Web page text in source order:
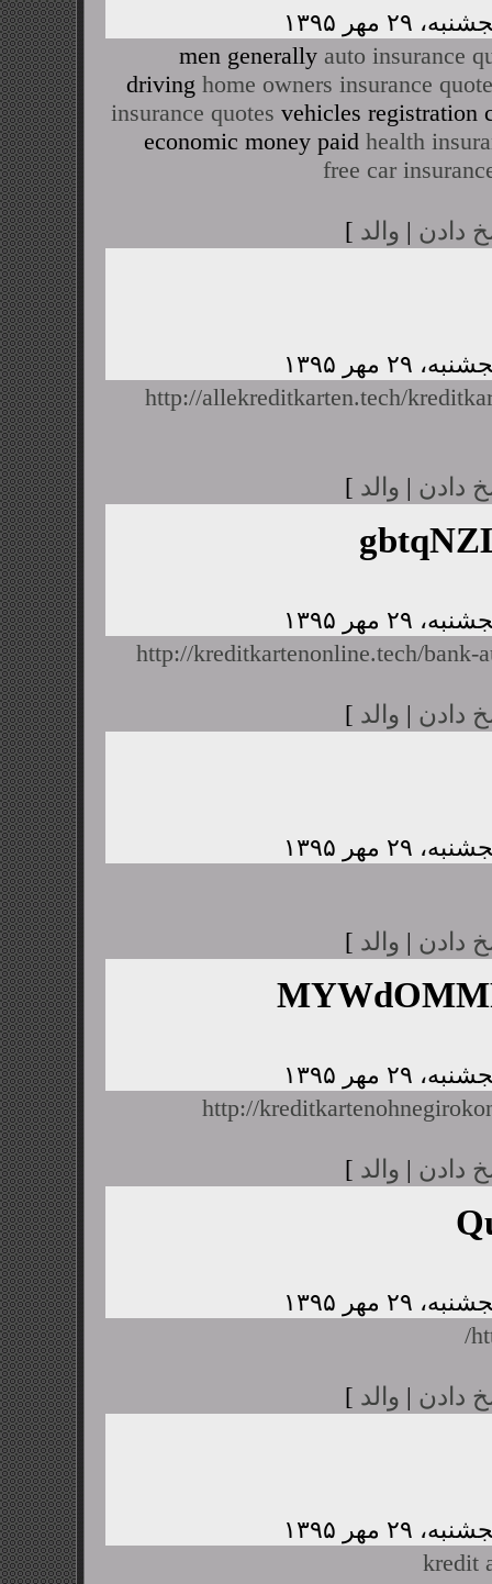
men generally auto insurance
driving home owners insurance quote
insurance quotes vehicles registration
economic money paid health
free car
دادن | والد ]
http://allekreditkarten.tech/
دادن | والد ]
http://kreditkartenonline.tech/bank-
دادن | والد ]
دادن | والد ]
http://
دادن | والد ]
دادن | والد ]
kredit